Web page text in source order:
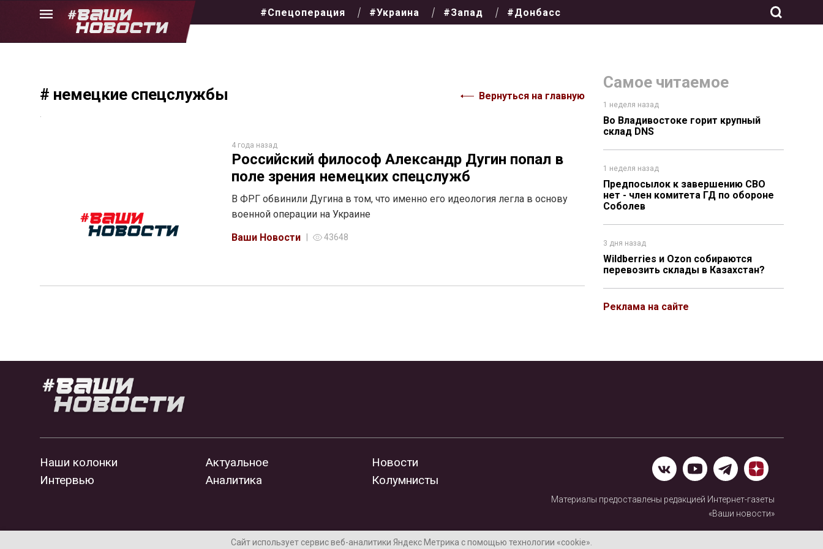
Skip
#Спецоперация #Украина #Запад #Донбасс
# немецкие спецслужбы Вернуться на главную
4 года назад
Российский философ Александр Дугин попал в
поле зрения немецких спецслужб
В ФРГ обвинили Дугина в том, что именно его идеология легла в основу
военной операции на Украине
Ваши Новости
43648
Самое читаемое
1 неделя назад
Во Владивостоке горит крупный
склад DNS
1 неделя назад
Предпосылок к завершению СВО
нет - член комитета ГД по обороне
Соболев
3 дня назад
Wildberries и Ozon собираются
перевозить склады в Казахстан?
Реклама на сайте
Наши колонки
Интервью
Актуальное
Аналитика
Новости
Колумнисты
Материалы предоставлены редакцией Интернет-газеты
«Ваши новости»
Нашли ошибку? Выделите ее и нажмите Ctrl+Enter
Сайт использует сервис веб-аналитики Яндекс Метрика с помощью технологии «cookie».